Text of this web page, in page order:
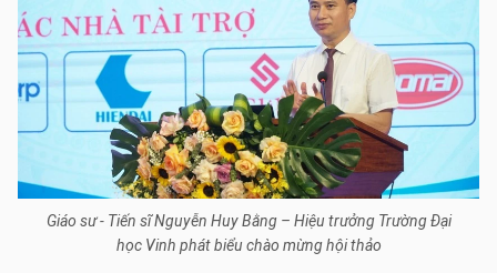
Giáo sư - Tiến sĩ Nguyễn Huy Bằng – Hiệu trưởng Trường Đại
học Vinh phát biểu chào mừng hội thảo